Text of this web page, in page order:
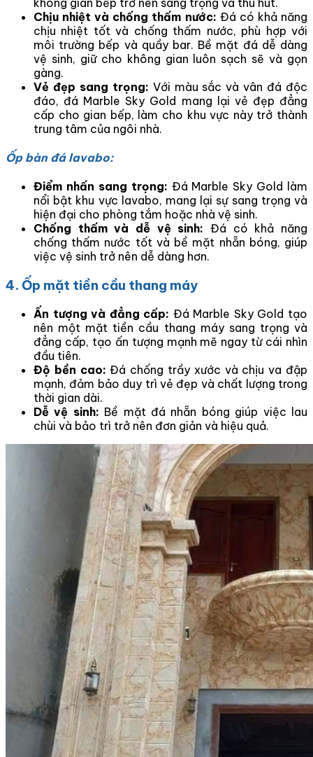
Chịu nhiệt và chống thấm nước: Đá có khả năng
chịu nhiệt tốt và chống thấm nước, phù hợp với
môi trường bếp và quầy bar. Bề mặt đá dễ dàng
vệ sinh, giữ cho không gian luôn sạch sẽ và gọn
gàng.
Vẻ đẹp sang trọng: Với màu sắc và vân đá độc
đáo, đá Marble Sky Gold mang lại vẻ đẹp đẳng
cấp cho gian bếp, làm cho khu vực này trở thành
trung tâm của ngôi nhà.
Ốp bàn đá lavabo:
Điểm nhấn sang trọng: Đá Marble Sky Gold làm
nổi bật khu vực lavabo, mang lại sự sang trọng và
hiện đại cho phòng tắm hoặc nhà vệ sinh.
Chống thấm và dễ vệ sinh: Đá có khả năng
chống thấm nước tốt và bề mặt nhẵn bóng, giúp
việc vệ sinh trở nên dễ dàng hơn.
4. Ốp mặt tiền cầu thang máy
Ấn tượng và đẳng cấp: Đá Marble Sky Gold tạo
nên một mặt tiền cầu thang máy sang trọng và
đẳng cấp, tạo ấn tượng mạnh mẽ ngay từ cái nhìn
đầu tiên.
Độ bền cao:Đá chống trầy xước và chịu va đập
mạnh, đảm bảo duy trì vẻ đẹp và chất lượng trong
thời gian dài.
Dễ vệ sinh: Bề mặt đá nhẵn bóng giúp việc lau
chùi và bảo trì trở nên đơn giản và hiệu quả.